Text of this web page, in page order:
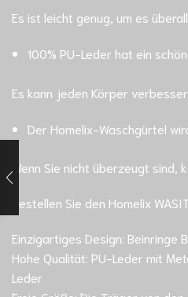
Es ist leicht genug, um es
100% PU-Leder hat ein
Es kann jeden Körper
Der Homelix-Waschgürtel
Wenn Sie nicht überzeugt sind,
Bestellen Sie den Homelix
Einzigartiges Design: Beinringe
Hohe Qualität: PU-Leder mit
Leder